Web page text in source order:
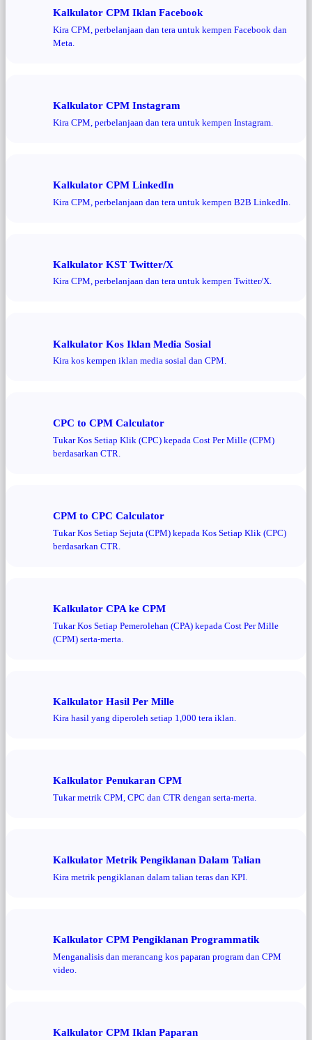
Kalkulator CPM Iklan Facebook
Kira CPM, perbelanjaan dan tera untuk kempen Facebook dan
Meta.
Kalkulator CPM Instagram
Kira CPM, perbelanjaan dan tera untuk kempen Instagram.
Kalkulator CPM LinkedIn
Kira CPM, perbelanjaan dan tera untuk kempen B2B LinkedIn.
Kalkulator KST Twitter/X
Kira CPM, perbelanjaan dan tera untuk kempen Twitter/X.
Kalkulator Kos Iklan Media Sosial
Kira kos kempen iklan media sosial dan CPM.
CPC to CPM Calculator
Tukar Kos Setiap Klik (CPC) kepada Cost Per Mille (CPM)
berdasarkan CTR.
CPM to CPC Calculator
Tukar Kos Setiap Sejuta (CPM) kepada Kos Setiap Klik (CPC)
berdasarkan CTR.
Kalkulator CPA ke CPM
Tukar Kos Setiap Pemerolehan (CPA) kepada Cost Per Mille
(CPM) serta-merta.
Kalkulator Hasil Per Mille
Kira hasil yang diperoleh setiap 1,000 tera iklan.
Kalkulator Penukaran CPM
Tukar metrik CPM, CPC dan CTR dengan serta-merta.
Kalkulator Metrik Pengiklanan Dalam Talian
Kira metrik pengiklanan dalam talian teras dan KPI.
Kalkulator CPM Pengiklanan Programmatik
Menganalisis dan merancang kos paparan program dan CPM
video.
Kalkulator CPM Iklan Paparan